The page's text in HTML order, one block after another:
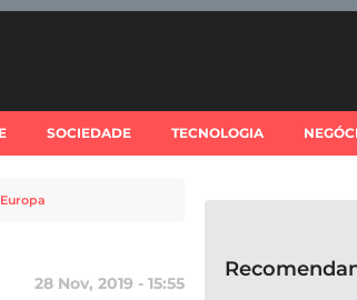
SOCIEDADE TECNOLOGIA
28 Nov, 2019 - 15:55